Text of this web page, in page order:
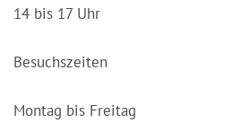
14 bis 17 Uhr
Besuchszeiten
Montag bis Freitag